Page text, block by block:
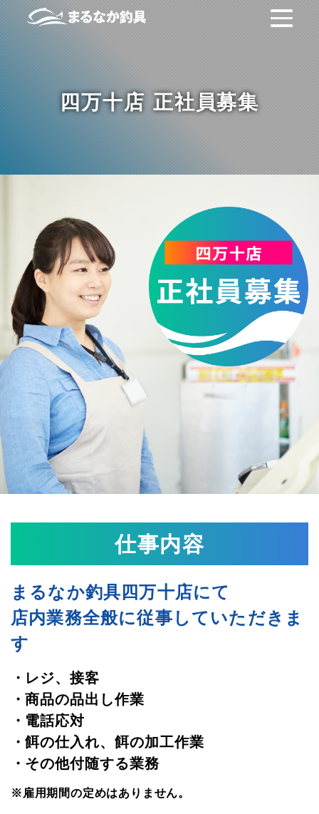
四万十店 正社員募集
仕事内容
まるなか釣具四万十店にて
店内業務全般に従事していただきま
す
レジ、接客
商品の品出し作業
電話応対
餌の仕入れ、餌の加工作業
その他付随する業務
※雇用期間の定めはありません。